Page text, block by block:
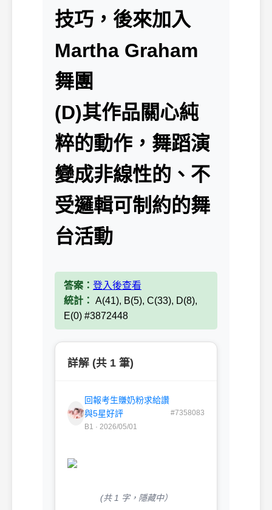
技巧，後來加入
Martha Graham
舞團
(D)其作品關心純
粹的動作，舞蹈演
變成非線性的、不
受邏輯可制約的舞
台活動
答案： 登入後查看
統計： A(41), B(5), C(33), D(8),
E(0) #3872448
詳解 (共 1 筆)
回報考生賺奶粉求給讚
與5星好評
B1 · 2026/05/01
#7358083
(共 1 字，隱藏中）